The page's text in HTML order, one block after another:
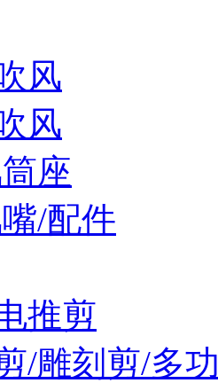
风
风
座
/配件
推剪
/雕刻剪/多